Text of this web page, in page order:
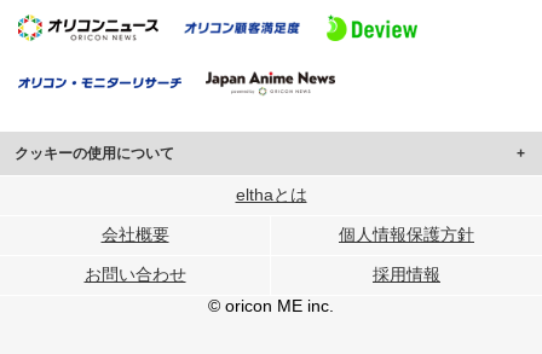
クッキーの使用について
このサイトでは Cookie を使用して、ユーザーに合わせたコンテンツや広告の
行っています。
メディアや広告配信、データ解析の各パートナーに提供しています。
各パートナーは、この情報とユーザーが各パートナーに提供した他の情報や、
ユーザーが各パートナーのサービスを使用したときに収集した他の情報を組み
elthaとは
会社概要 個人情報保護方針
お問い合わせ
採用情報
© oricon ME inc.